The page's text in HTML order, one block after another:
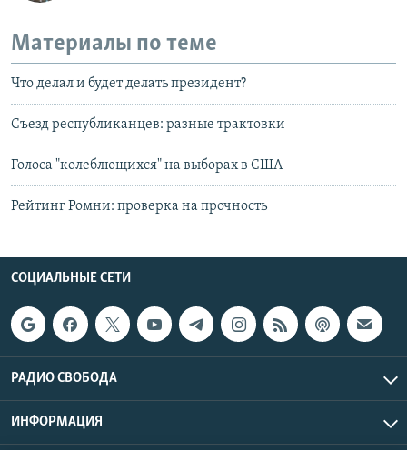
Материалы по теме
Что делал и будет делать президент?
Съезд республиканцев: разные трактовки
Голоса "колеблющихся" на выборах в США
Рейтинг Ромни: проверка на прочность
СОЦИАЛЬНЫЕ СЕТИ
РАДИО СВОБОДА
ИНФОРМАЦИЯ